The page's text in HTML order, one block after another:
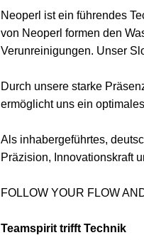
Neoperl ist ein führendes
von Neoperl formen den
Verunreinigungen. Unser
Durch unsere starke
ermöglicht uns ein
Als inhabergeführtes,
Präzision, Innovationskraft
FOLLOW YOUR FLOW
Teamspirit trifft Technik